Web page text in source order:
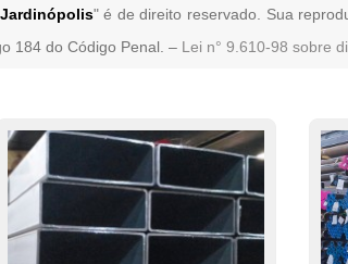
" é de direito reservado. Sua
184 do Código Penal. – Lei n° 9.610-98 sobre